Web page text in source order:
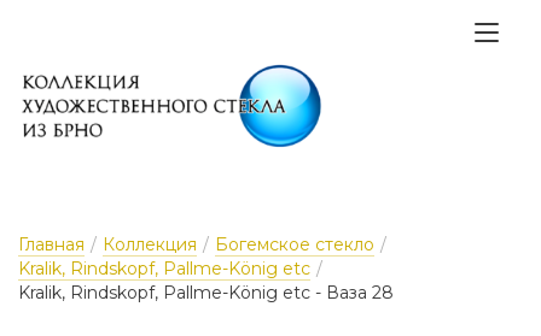
Главная / Коллекция / Богемское стекло /
Kralik, Rindskopf, Pallme-König etc /
Kralik, Rindskopf, Pallme-König etc - Ваза 28